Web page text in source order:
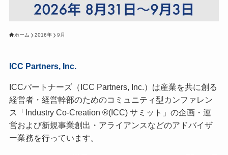
ホーム 2016年 9月
ICC Partners, Inc.
ICCパートナーズ（ICC Partners, Inc.）は産業を共に創る
経営者・経営幹部のためのコミュニティ型カンファレン
ス「Industry Co-Creation ®(ICC) サミット」の企画・運
営および新規事業創出・アライアンスなどのアドバイザ
ー業務を行っています。